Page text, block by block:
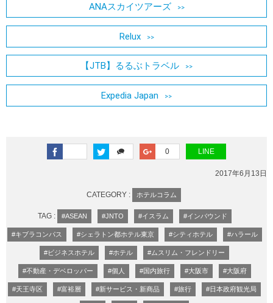
ANAスカイツアーズ
Relux
【JTB】るるぶトラベル
Expedia Japan
0 LINE
2017年6月13日
CATEGORY : ホテルコラム
TAG : #ASEAN #JNTO #イスラム #インバウンド
#キブラコンパス #シェラトン都ホテル東京 #シティホテル #ハラール
#ビジネスホテル #ホテル #ムスリム・フレンドリー
#不動産・デベロッパー #個人 #国内旅行 #大阪市 #大阪府
#天王寺区 #富裕層 #新サービス・新商品 #旅行 #日本政府観光局